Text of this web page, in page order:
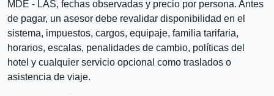
MDE - LAS, fechas observadas y precio por persona. Antes
de pagar, un asesor debe revalidar disponibilidad en el
sistema, impuestos, cargos, equipaje, familia tarifaria,
horarios, escalas, penalidades de cambio, políticas del
hotel y cualquier servicio opcional como traslados o
asistencia de viaje.